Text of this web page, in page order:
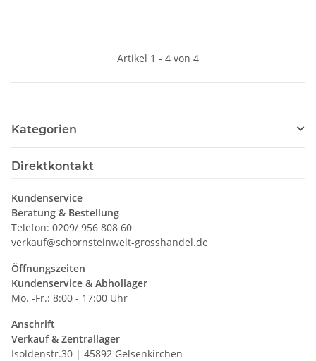
Artikel 1 - 4 von 4
Kategorien
Direktkontakt
Kundenservice
Beratung & Bestellung
Telefon: 0209/ 956 808 60
verkauf@schornsteinwelt-grosshandel.de
Öffnungszeiten
Kundenservice & Abhollager
Mo. -Fr.: 8:00 - 17:00 Uhr
Anschrift
Verkauf & Zentrallager
Isoldenstr.30 | 45892 Gelsenkirchen